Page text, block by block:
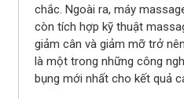
chắc. Ngoài ra, máy
còn tích hợp kỹ thuật
giảm cân và giảm mỡ trở
là một trong những công
bụng mới nhất cho kết quả